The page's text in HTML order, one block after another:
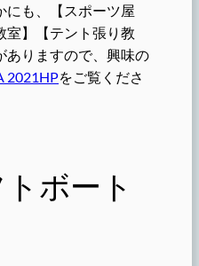
にも、【スポーツ屋
室】【テント張り教
ありますので、興味の
2021HPをご覧くださ
ボート